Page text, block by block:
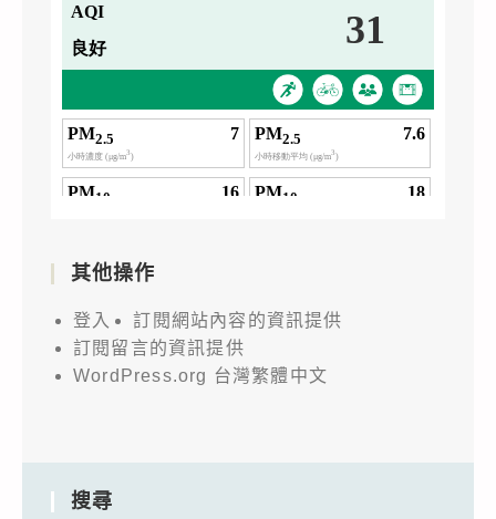
其他操作
登入
訂閱網站內容的資訊提供
訂閱留言的資訊提供
WordPress.org 台灣繁體中文
搜尋